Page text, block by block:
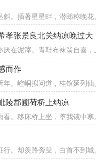
。插著星星畔，潜郎称晚花
孝张景良北关纳凉晚过大
厌在泥滓。青鞋布袜翁自喜
而作
年。崆峒拟问道，桂馆延列
陵郡圃荷桥上纳凉
。移床桥上坐，堕我镜中寒
行。却羡路旁叟，白首不到